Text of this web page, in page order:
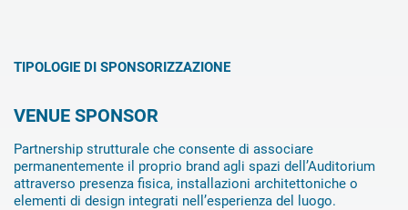
TIPOLOGIE DI SPONSORIZZAZIONE
VENUE SPONSOR
Partnership strutturale che consente di associare
permanentemente il proprio brand agli spazi dell’Auditorium
attraverso presenza fisica, installazioni architettoniche o
elementi di design integrati nell’esperienza del luogo.